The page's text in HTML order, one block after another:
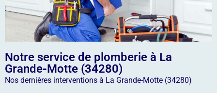
Notre service de plomberie à La
Grande-Motte (34280)
Nos dernières interventions à La Grande-Motte (34280)